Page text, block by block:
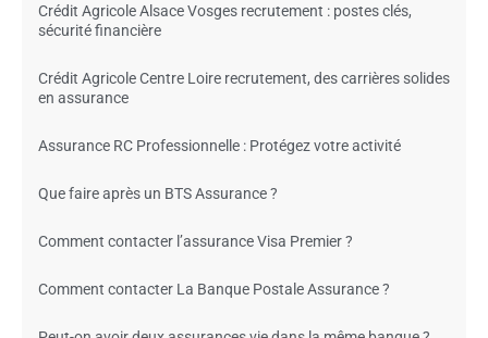
Crédit Agricole Alsace Vosges recrutement : postes clés,
sécurité financière
Crédit Agricole Centre Loire recrutement, des carrières solides
en assurance
Assurance RC Professionnelle : Protégez votre activité
Que faire après un BTS Assurance ?
Comment contacter l’assurance Visa Premier ?
Comment contacter La Banque Postale Assurance ?